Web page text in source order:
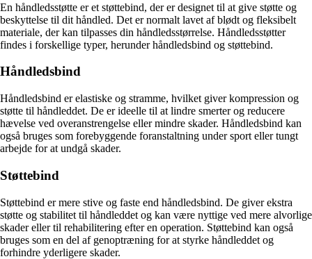
En håndledsstøtte er et støttebind, der er designet til at give støtte og
beskyttelse til dit håndled. Det er normalt lavet af blødt og fleksibelt
materiale, der kan tilpasses din håndledsstørrelse. Håndledsstøtter
findes i forskellige typer, herunder håndledsbind og støttebind.
Håndledsbind
Håndledsbind er elastiske og stramme, hvilket giver kompression og
støtte til håndleddet. De er ideelle til at lindre smerter og reducere
hævelse ved overanstrengelse eller mindre skader. Håndledsbind kan
også bruges som forebyggende foranstaltning under sport eller tungt
arbejde for at undgå skader.
Støttebind
Støttebind er mere stive og faste end håndledsbind. De giver ekstra
støtte og stabilitet til håndleddet og kan være nyttige ved mere alvorlige
skader eller til rehabilitering efter en operation. Støttebind kan også
bruges som en del af genoptræning for at styrke håndleddet og
forhindre yderligere skader.